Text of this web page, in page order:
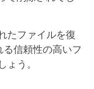
たファイルを復
信頼性の高いフ
う。